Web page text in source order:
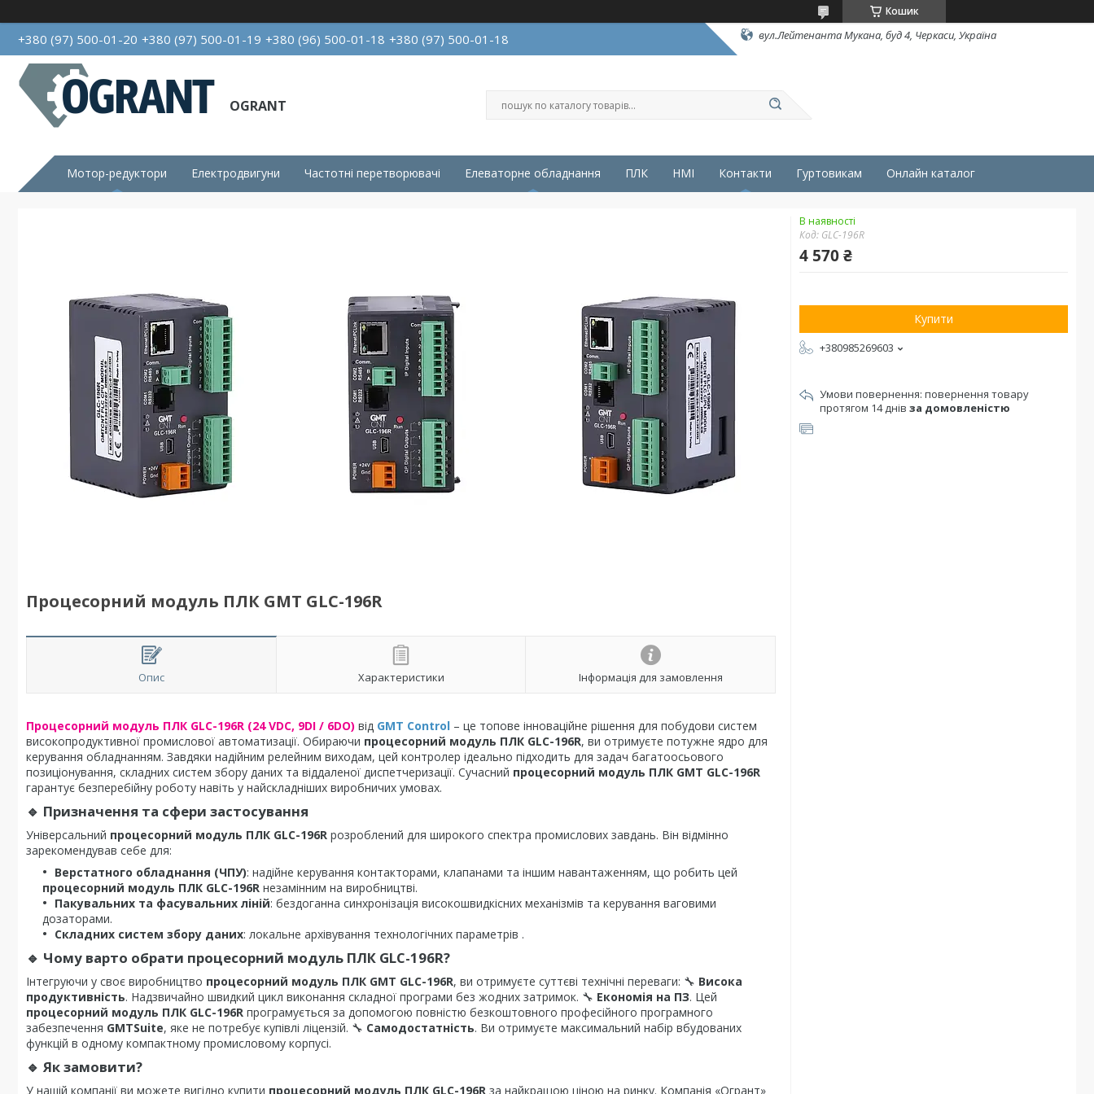
Кошик
+380 (97) 500-01-20 +380 (97) 500-01-19 +380 (96) 500-01-18 +380 (97) 500-01-18 вул.Лейтенанта Мукана, буд 4, Черкаси, Україна
OGRANT
Мотор-редуктори Електродвигуни Частотні перетворювачі Елеваторне обладнання ПЛК HMI Контакти Гуртовикам Онлайн каталог
Процесорний модуль ПЛК GMT GLC-196R
Опис Характеристики Інформація для замовлення
Процесорний модуль ПЛК GLC-196R (24 VDC, 9DI / 6DO) від GMT Control – це топове інноваційне рішення для побудови систем
високопродуктивної промислової автоматизації. Обираючи процесорний модуль ПЛК GLC-196R, ви отримуєте потужне ядро для
керування обладнанням. Завдяки надійним релейним виходам, цей контролер ідеально підходить для задач багатоосьового
позиціонування, складних систем збору даних та віддаленої диспетчеризації. Сучасний процесорний модуль ПЛК GMT GLC-196R
гарантує безперебійну роботу навіть у найскладніших виробничих умовах.
🔹 Призначення та сфери застосування
Універсальний процесорний модуль ПЛК GLC-196R розроблений для широкого спектра промислових завдань. Він відмінно
зарекомендував себе для:
Верстатного обладнання (ЧПУ): надійне керування контакторами, клапанами та іншим навантаженням, що робить цей
процесорний модуль ПЛК GLC-196R незамінним на виробництві.
Пакувальних та фасувальних ліній: бездоганна синхронізація високошвидкісних механізмів та керування ваговими
дозаторами.
Складних систем збору даних: локальне архівування технологічних параметрів .
🔹 Чому варто обрати процесорний модуль ПЛК GLC-196R?
Інтегруючи у своє виробництво процесорний модуль ПЛК GMT GLC-196R, ви отримуєте суттєві технічні переваги: 🔧 Висока
продуктивність. Надзвичайно швидкий цикл виконання складної програми без жодних затримок. 🔧 Економія на ПЗ. Цей
процесорний модуль ПЛК GLC-196R програмується за допомогою повністю безкоштовного професійного програмного
забезпечення GMTSuite, яке не потребує купівлі ліцензій. 🔧 Самодостатність. Ви отримуєте максимальний набір вбудованих
функцій в одному компактному промисловому корпусі.
🔹 Як замовити?
У нашій компанії ви можете вигідно купити процесорний модуль ПЛК GLC-196R за найкращою ціною на ринку. Компанія «Огрант»
В наявності
Код: GLC-196R
4 570 ₴
Купити
+380985269603
повернення товару
протягом 14 днів за домовленістю